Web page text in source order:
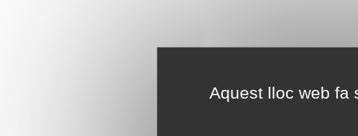
Aquest lloc web fa